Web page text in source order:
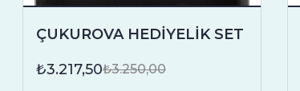
ÇUKUROVA HEDİYELİK SET
₺3.217,50₺3.250,00